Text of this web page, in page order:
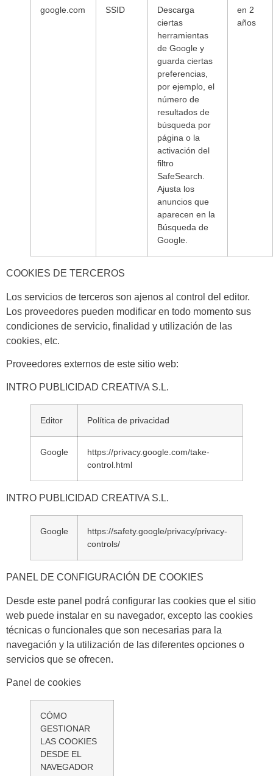
google.com SSID
Descarga
ciertas
herramientas
de Google y
guarda ciertas
preferencias,
por ejemplo, el
número de
resultados de
búsqueda por
página o la
activación del
filtro
SafeSearch.
Ajusta los
anuncios que
aparecen en la
Búsqueda de
Google.
en 2
años
COOKIES DE TERCEROS
Los servicios de terceros son ajenos al control del editor.
Los proveedores pueden modificar en todo momento sus
condiciones de servicio, finalidad y utilización de las
cookies, etc.
Proveedores externos de este sitio web:
INTRO PUBLICIDAD CREATIVA S.L.
Editor Política de privacidad
Google
https://privacy.google.com/take-
control.html
INTRO PUBLICIDAD CREATIVA S.L.
Google
https://safety.google/privacy/privacy-
controls/
PANEL DE CONFIGURACIÓN DE COOKIES
Desde este panel podrá configurar las cookies que el sitio
web puede instalar en su navegador, excepto las cookies
técnicas o funcionales que son necesarias para la
navegación y la utilización de las diferentes opciones o
servicios que se ofrecen.
Panel de cookies
CÓMO
GESTIONAR
LAS COOKIES
DESDE EL
NAVEGADOR